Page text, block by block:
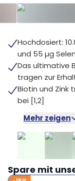
Hochdosiert:
und 55 µg
Das ultimative
tragen zur
Biotin und Zink
bei [1,2]
Mehr zeigen
Spare mit